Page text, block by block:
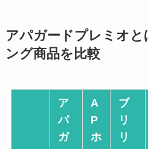
アパガードプレミオ
ング商品を比較
ア
パ
ガ
A
P
ホ
ブ
リ
リ